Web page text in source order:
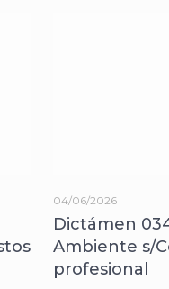
04/06/2026
Dictámen
Ambiente s/
profesional